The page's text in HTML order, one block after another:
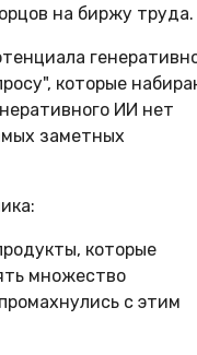
на биржу труда.
которые
ИИ нет
заметных
которые
множество
с этим